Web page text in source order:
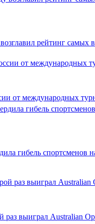
рейтинг самых
от международных
гибель спортсменов
раз выиграл Australian